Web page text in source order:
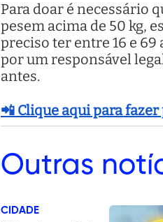
Para doar é necessário
pesem acima de 50 kg,
preciso ter entre 16 e 69
por um responsável
antes.
📲 Clique aqui para
Outras
CIDADE